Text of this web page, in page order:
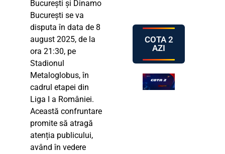
București și Dinamo
București se va
disputa în data de 8
august 2025, de la
ora 21:30, pe
Stadionul
Metaloglobus, în
cadrul etapei din
Liga I a României.
Această confruntare
promite să atragă
atenția publicului,
având în vedere
COTA 2
AZI